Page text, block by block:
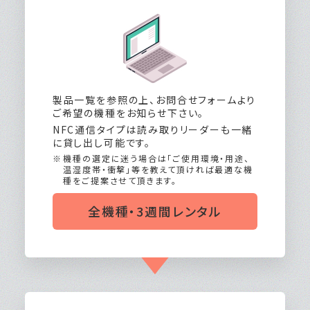
製品一覧を参照の上、お問合せフォームより
ご希望の機種をお知らせ下さい。
NFC通信タイプは読み取りリーダーも一緒
に貸し出し可能です。
機種の選定に迷う場合は「ご使用環境・用途、
温湿度帯・衝撃」等を教えて頂ければ最適な機
種をご提案させて頂きます。
全機種・3週間レンタル